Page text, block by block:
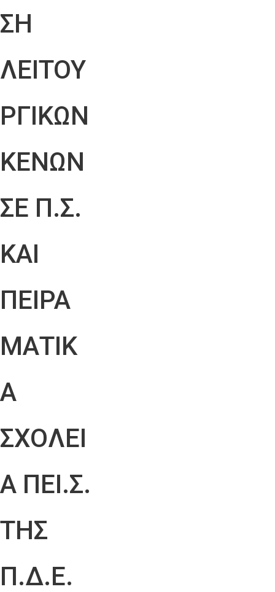
ΣΗ
ΛΕΙΤΟΥ
ΡΓΙΚΩΝ
ΚΕΝΩΝ
ΣΕ Π.Σ.
ΚΑΙ
ΠΕΙΡΑ
ΜΑΤΙΚ
Α
ΣΧΟΛΕΙ
Α ΠΕΙ.Σ.
ΤΗΣ
Π.Δ.Ε.